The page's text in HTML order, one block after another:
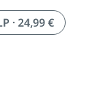
· 24,99 €